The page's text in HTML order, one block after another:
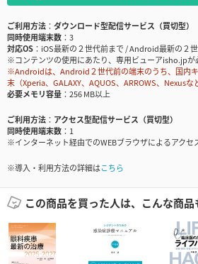
ご利用方法
ダウンロード型配信サービス（買切型）
同時使用端末数
3
対応OS
iOS最新の２世代前まで / Android最新の２
※コンテンツの使用にあたり、専用ビューアisho.jpが
※Androidは、Android２世代前の端末のうち、国内
末（Xperia、GALAXY、AQUOS、ARROWS、Nexus
必要メモリ容量
256 MB以上
ご利用方法
アクセス型配信サービス（買切型）
同時使用端末数
1
※インターネット経由でのWEBブラウザによるアクセ
※導入・利用方法の詳細はこちら
この商品を買った人は、こんな商品